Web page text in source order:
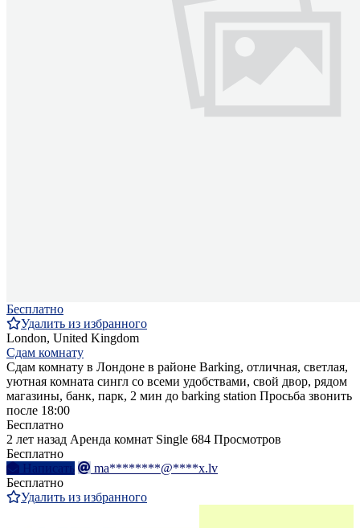
Бесплатно
Удалить из избранного
London, United Kingdom
Сдам комнату
Сдам комнату в Лондоне в районе Barking, отличная, светлая,
уютная комната сингл со всеми удобствами, свой двор, рядом
магазины, банк, парк, 2 мин до barking station Просьба звонить
после 18:00
Бесплатно
2 лет назад Аренда комнат Single 684 Просмотров
Бесплатно
Написать
ma********@****x.lv
Бесплатно
Удалить из избранного